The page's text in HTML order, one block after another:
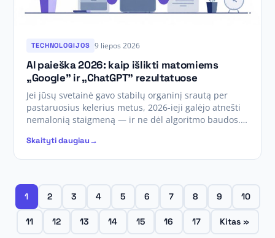
TECHNOLOGIJOS 9 liepos 2026
AI paieška 2026: kaip išlikti matomiems
„Google” ir „ChatGPT” rezultatuose
Jei jūsų svetainė gavo stabilų organinį srautą per
pastaruosius kelerius metus, 2026-ieji galėjo atnešti
nemalonią staigmeną — ir ne dėl algoritmo baudos.…
Skaityti daugiau
1 2 3 4 5 6 7 8 9 10
11 12 13 14 15 16 17 Kitas »